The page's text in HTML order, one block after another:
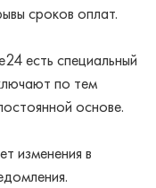
сроков оплат.
есть специальный
по тем
основе.
изменения в